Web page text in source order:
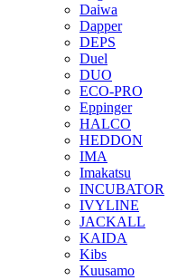
Daiwa
Dapper
DEPS
Duel
DUO
ECO-PRO
Eppinger
HALCO
HEDDON
IMA
Imakatsu
INCUBATOR
IVYLINE
JACKALL
KAIDA
Kibs
Kuusamo